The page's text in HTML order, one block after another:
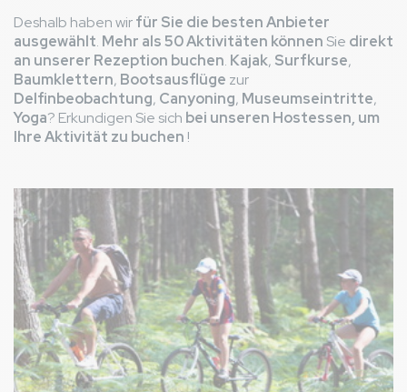
Deshalb haben wirfür Sie die besten Anbieter
ausgewählt. Mehr als 50 Aktivitäten können Sie direkt
an unserer Rezeption buchen. Kajak, Surfkurse,
Baumklettern, Bootsausflüge zur
Delfinbeobachtung, Canyoning, Museumseintritte,
Yoga? Erkundigen Sie sich bei unseren Hostessen, um
Ihre Aktivität zu buchen !
Bild